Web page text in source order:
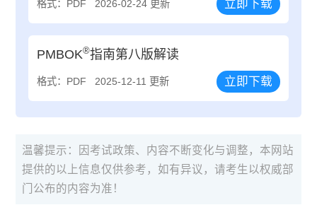
格式：PDF 2026-02-24 更新 立即下载
PMBOK®指南第八版解读
格式：PDF 2025-12-11 更新 立即下载
温馨提示：因考试政策、内容不断变化与调整，本网站
提供的以上信息仅供参考，如有异议，请考生以权威部
门公布的内容为准！